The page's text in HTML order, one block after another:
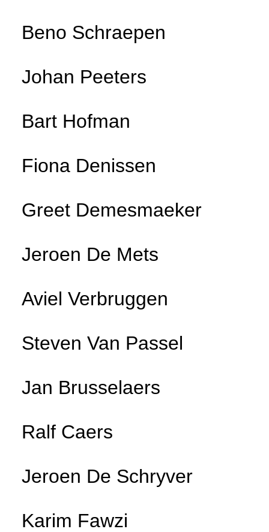
Beno Schraepen
Johan Peeters
Bart Hofman
Fiona Denissen
Greet Demesmaeker
Jeroen De Mets
Aviel Verbruggen
Steven Van Passel
Jan Brusselaers
Ralf Caers
Jeroen De Schryver
Karim Fawzi